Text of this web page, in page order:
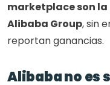
marketplace son
Alibaba Group, sin
reportan ganancias.
Alibaba no es